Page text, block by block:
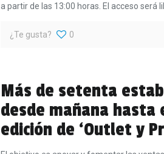
a partir de las 13:00 horas. El acceso será
¿Te gusta? 0
Más de setenta
desde mañana hasta
edición de ‘Outlet y